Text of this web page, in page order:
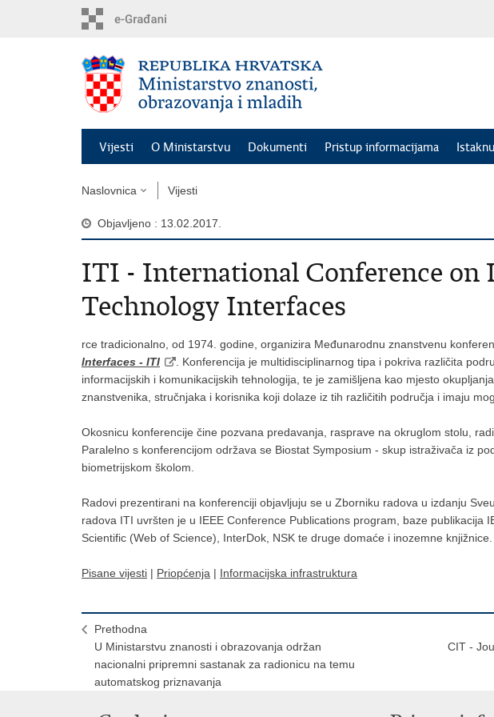
Vijesti O Ministarstvu Dokumenti Pristup informacijama
Naslovnica Vijesti
Objavljeno : 13.02.2017.
ITI - International Conference
Technology Interfaces
rce tradicionalno, od 1974. godine, organizira Međunarodnu znanstvenu
Interfaces - ITI
. Konferencija je multidisciplinarnog tipa i pokriva različita
informacijskih i komunikacijskih tehnologija, te je zamišljena kao mjesto
znanstvenika, stručnjaka i korisnika koji dolaze iz tih različitih područja i imaju
Okosnicu konferencije čine pozvana predavanja, rasprave na okruglom stolu,
Paralelno s konferencijom održava se Biostat Symposium - skup istraživača iz
biometrijskom školom.
Radovi prezentirani na konferenciji objavljuju se u Zborniku radova u izdanju
radova ITI uvršten je u IEEE Conference Publications program, baze publikacija
Scientific (Web of Science), InterDok, NSK te druge domaće i inozemne knjižnice.
Pisane vijesti | Priopćenja | Informacijska infrastruktura
Prethodna
U Ministarstvu znanosti i obrazovanja održan
nacionalni pripremni sastanak za radionicu na temu
automatskog priznavanja
CIT -